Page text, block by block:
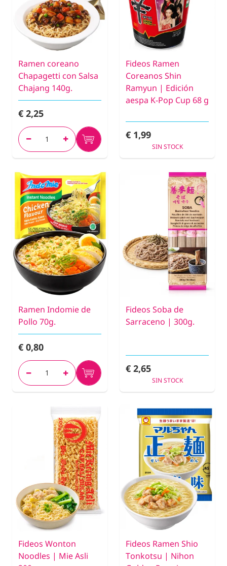
Ramen coreano
Chapagetti con Salsa
Chajang 140g.
€ 2,25
Fideos Ramen
Coreanos Shin
Ramyun | Edición
aespa K-Pop Cup 68 g
€ 1,99
SIN STOCK
Ramen Indomie de
Pollo 70g.
€ 0,80
Fideos Soba de
Sarraceno | 300g.
€ 2,65
SIN STOCK
Fideos Wonton
Noodles | Mie Asli
Fideos Ramen Shio
Tonkotsu | Nihon